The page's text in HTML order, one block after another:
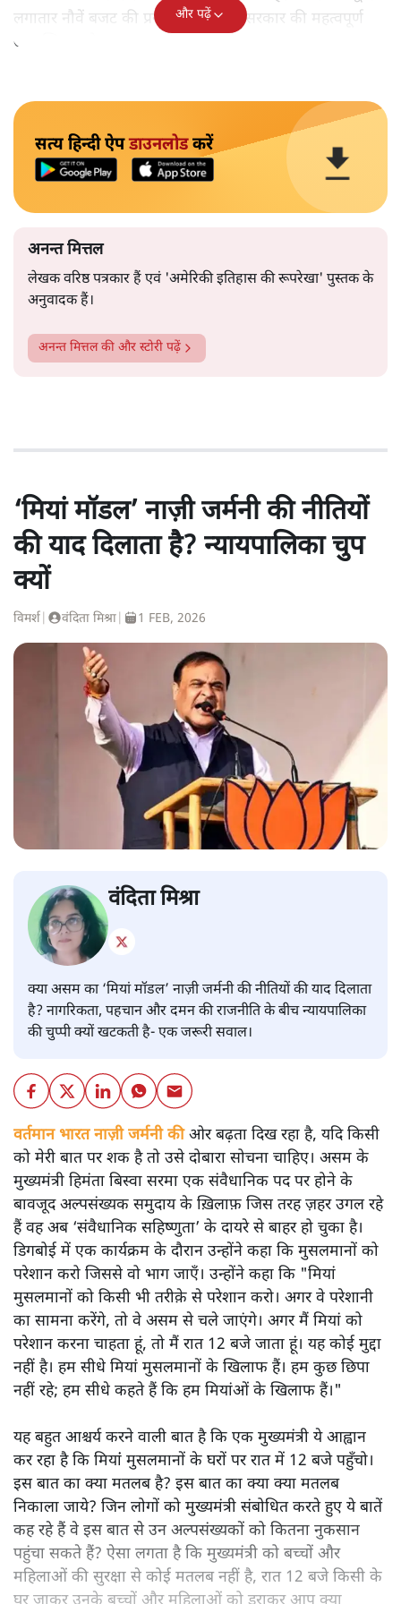
लगातार नौवें बजट की प्रस्तुति को अपनी सरकार की महत्वपूर्ण
उपलब्धि बताने पर मजबूर होना पड़ा।
और पढ़ें
सत्य हिन्दी ऐपडाउनलोडकरें
अनन्त मित्तल
लेखक वरिष्ठ पत्रकार हैं एवं 'अमेरिकी इतिहास की रूपरेखा' पुस्तक के
अनुवादक हैं।
अनन्त मित्तलकी और स्टोरी पढ़ें
‘मियां मॉडल’ नाज़ी जर्मनी की नीतियों
की याद दिलाता है? न्यायपालिका चुप
क्यों
विमर्श वंदिता मिश्रा 1 FEB, 2026
वंदिता मिश्रा
क्या असम का ‘मियां मॉडल’ नाज़ी जर्मनी की नीतियों की याद दिलाता
है? नागरिकता, पहचान और दमन की राजनीति के बीच न्यायपालिका
की चुप्पी क्यों खटकती है- एक जरूरी सवाल।
वर्तमान भारत नाज़ी जर्मनी कीओर बढ़ता दिख रहा है, यदि किसी
को मेरी बात पर शक है तो उसे दोबारा सोचना चाहिए। असम के
मुख्यमंत्री हिमंता बिस्वा सरमा एक संवैधानिक पद पर होने के
बावजूद अल्पसंख्यक समुदाय के ख़िलाफ़ जिस तरह ज़हर उगल रहे
हैं वह अब ‘संवैधानिक सहिष्णुता’ के दायरे से बाहर हो चुका है।
डिगबोई में एक कार्यक्रम के दौरान उन्होंने कहा कि मुसलमानों को
परेशान करो जिससे वो भाग जाएँ। उन्होंने कहा कि "मियां
मुसलमानों को किसी भी तरीक़े से परेशान करो। अगर वे परेशानी
का सामना करेंगे, तो वे असम से चले जाएंगे। अगर मैं मियां को
परेशान करना चाहता हूं, तो मैं रात 12 बजे जाता हूं। यह कोई मुद्दा
नहीं है। हम सीधे मियां मुसलमानों के खिलाफ हैं। हम कुछ छिपा
नहीं रहे; हम सीधे कहते हैं कि हम मियांओं के खिलाफ हैं।"
यह बहुत आश्चर्य करने वाली बात है कि एक मुख्यमंत्री ये आह्वान
कर रहा है कि मियांं मुसलमानों के घरों पर रात में 12 बजे पहुँचो।
इस बात का क्या मतलब है? इस बात का क्या क्या मतलब
निकाला जाये? जिन लोगों को मुख्यमंत्री संबोधित करते हुए ये बातें
कह रहे हैं वे इस बात से उन अल्पसंख्यकों को कितना नुकसान
पहुंचा सकते हैं? ऐसा लगता है कि मुख्यमंत्री को बच्चों और
महिलाओं की सुरक्षा से कोई मतलब नहीं है, रात 12 बजे किसी के